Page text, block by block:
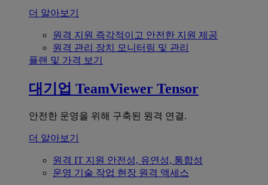
더 알아보기
원격 지원 즉각적이고 안전한 지원 제공
원격 관리 장치 모니터링 및 관리
플랜 및 가격 보기
대기업 TeamViewer Tensor
안전한 운영을 위해 구축된 원격 연결.
더 알아보기
원격 IT 지원 안전성, 유연성, 통합성
운영 기술 작업 현장 원격 액세스